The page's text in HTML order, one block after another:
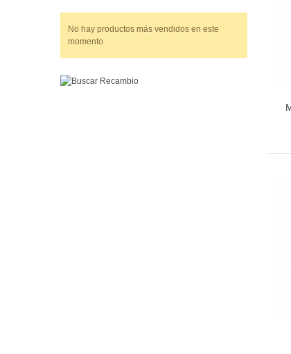
No hay productos más vendidos en este
momento